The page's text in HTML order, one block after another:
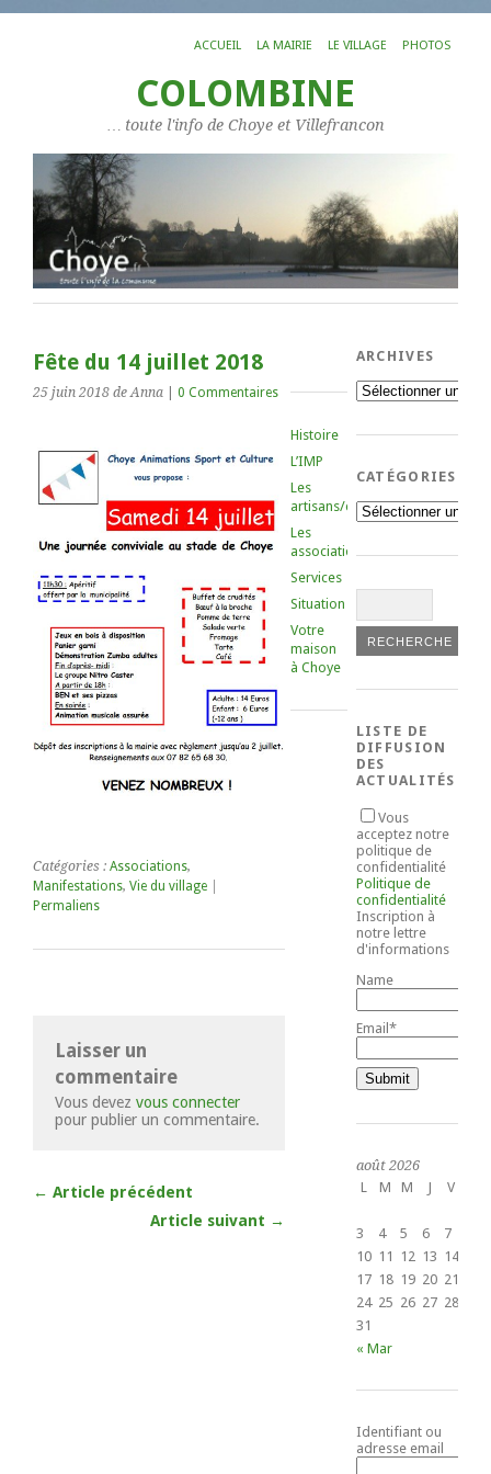
ACCUEIL LA MAIRIE LE VILLAGE PHOTOS
COLOMBINE
… toute l'info de Choye et Villefrancon
Fête du 14 juillet 2018
25 juin 2018 de Anna 0 Commentaires
Catégories : Associations,
Manifestations, Vie du village
Permaliens
Laisser un
commentaire
Vous devez vous connecter
pour publier un commentaire.
← Article précédent
Article suivant →
Histoire
L’IMP
Les
artisans/commerçants
Les
associations
Services
Situation
Votre
maison
à Choye
ARCHIVES
Archives
CATÉGORIES
Catégories
LISTE DE
DIFFUSION
DES
ACTUALITÉS
Vous
acceptez notre
politique de
confidentialité
Politique de
confidentialité
Inscription à
notre lettre
d'informations
Name
Email*
août 2026
L
M M J V
3
4 5 6 7
10 11 12 13 14
17 18 19 20 21
24 25 26 27 28
31
« Mar
Identifiant ou
adresse email